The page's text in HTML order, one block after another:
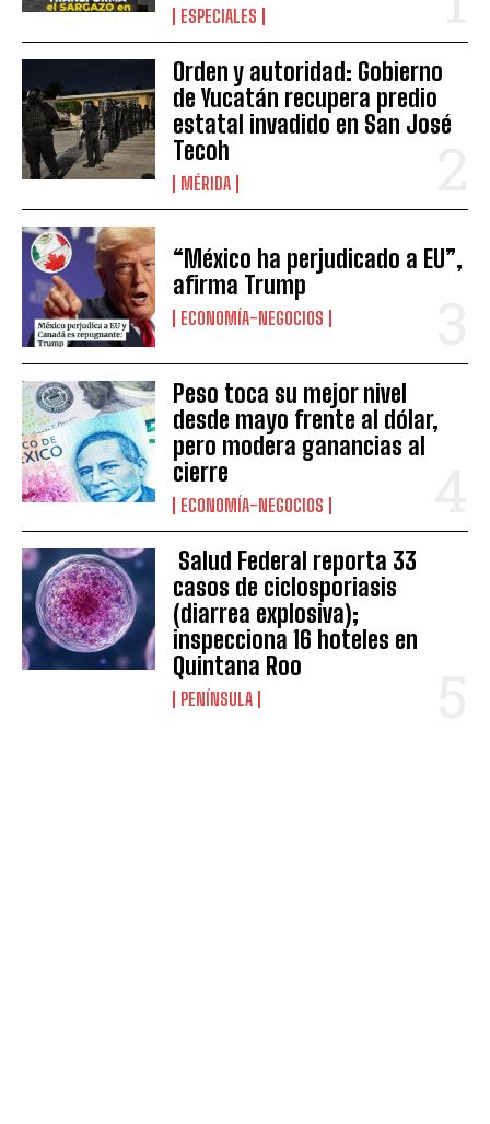
ESPECIALES
Orden y autoridad: Gobierno
de Yucatán recupera predio
estatal invadido en San José
Tecoh
MÉRIDA
“México ha perjudicado a EU”,
afirma Trump
ECONOMÍA-NEGOCIOS
Peso toca su mejor nivel
desde mayo frente al dólar,
pero modera ganancias al
cierre
ECONOMÍA-NEGOCIOS
Salud Federal reporta 33
casos de ciclosporiasis
(diarrea explosiva);
inspecciona 16 hoteles en
Quintana Roo
PENÍNSULA